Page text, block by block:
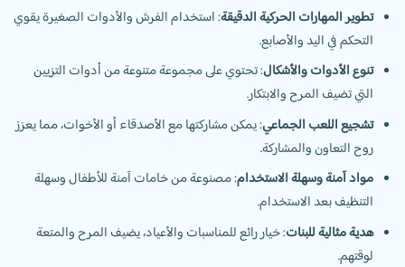
تطوير المهارات الحركية الدقيقة: استخدام الفرش والأدوات الصغيرة يقوي
التحكم في اليد والأصابع.
تنوع الأدوات والأشكال: تحتوي على مجموعة متنوعة من أدوات التزيين
التي تضيف المرح والابتكار.
تشجيع اللعب الجماعي: يمكن مشاركتها مع الأصدقاء أو الأخوات، مما يعزز
روح التعاون والمشاركة.
مواد آمنة وسهلة الاستخدام: مصنوعة من خامات آمنة للأطفال وسهلة
التنظيف بعد الاستخدام.
هدية مثالية للبنات: خيار رائع للمناسبات والأعياد، يضيف المرح والمتعة
لوقتهم.